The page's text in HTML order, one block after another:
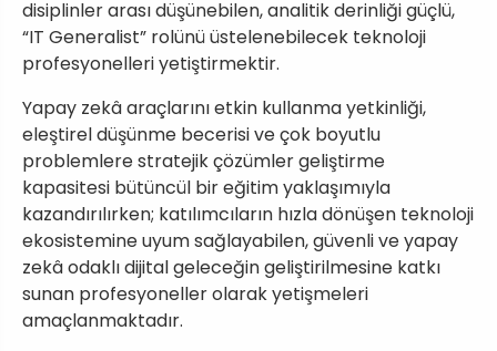
disiplinler arası düşünebilen, analitik derinliği güçlü,
“IT Generalist” rolünü üstelenebilecek teknoloji
profesyonelleri yetiştirmektir.
Yapay zekâ araçlarını etkin kullanma yetkinliği,
eleştirel düşünme becerisi ve çok boyutlu
problemlere stratejik çözümler geliştirme
kapasitesi bütüncül bir eğitim yaklaşımıyla
kazandırılırken; katılımcıların hızla dönüşen teknoloji
ekosistemine uyum sağlayabilen, güvenli ve yapay
zekâ odaklı dijital geleceğin geliştirilmesine katkı
sunan profesyoneller olarak yetişmeleri
amaçlanmaktadır.